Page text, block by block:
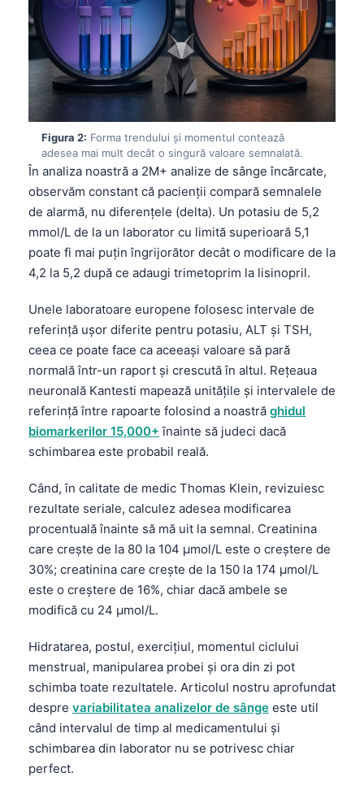
Figura 2: Forma trendului și momentul contează
adesea mai mult decât o singură valoare semnalată.
În analiza noastră a 2M+ analize de sânge încărcate,
observăm constant că pacienții compară semnalele
de alarmă, nu diferențele (delta). Un potasiu de 5,2
mmol/L de la un laborator cu limită superioară 5,1
poate fi mai puțin îngrijorător decât o modificare de la
4,2 la 5,2 după ce adaugi trimetoprim la lisinopril.
Unele laboratoare europene folosesc intervale de
referință ușor diferite pentru potasiu, ALT și TSH,
ceea ce poate face ca aceeași valoare să pară
normală într-un raport și crescută în altul. Rețeaua
neuronală Kantesti mapează unitățile și intervalele de
referință între rapoarte folosind a noastră ghidul
biomarkerilor 15,000+ înainte să judeci dacă
schimbarea este probabil reală.
Când, în calitate de medic Thomas Klein, revizuiesc
rezultate seriale, calculez adesea modificarea
procentuală înainte să mă uit la semnal. Creatinina
care crește de la 80 la 104 µmol/L este o creștere de
30%; creatinina care crește de la 150 la 174 µmol/L
este o creștere de 16%, chiar dacă ambele se
modifică cu 24 µmol/L.
Hidratarea, postul, exercițiul, momentul ciclului
menstrual, manipularea probei și ora din zi pot
schimba toate rezultatele. Articolul nostru aprofundat
despre variabilitatea analizelor de sânge este util
când intervalul de timp al medicamentului și
schimbarea din laborator nu se potrivesc chiar
perfect.